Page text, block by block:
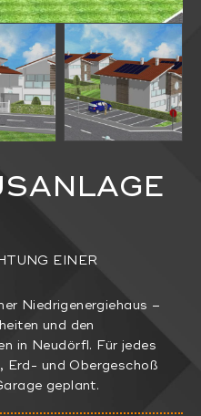
EINER
Niedrigenergiehaus –
und den
in Neudörfl. Für jedes
Erd- und Obergeschoß
geplant.